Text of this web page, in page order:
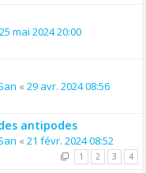
25 mai 2024 20:00
« 29 avr. 2024 08:56
antipodes
« 21 févr. 2024 08:52
1 2 3 4